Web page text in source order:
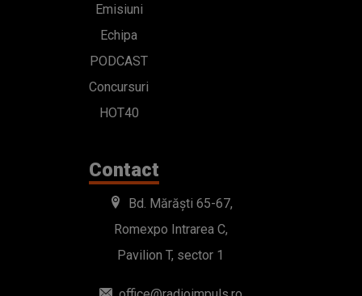
Emisiuni
Echipa
PODCAST
Concursuri
HOT40
Contact
Bd. Mărăști 65-67,
Romexpo Intrarea C,
Pavilion T, sector 1